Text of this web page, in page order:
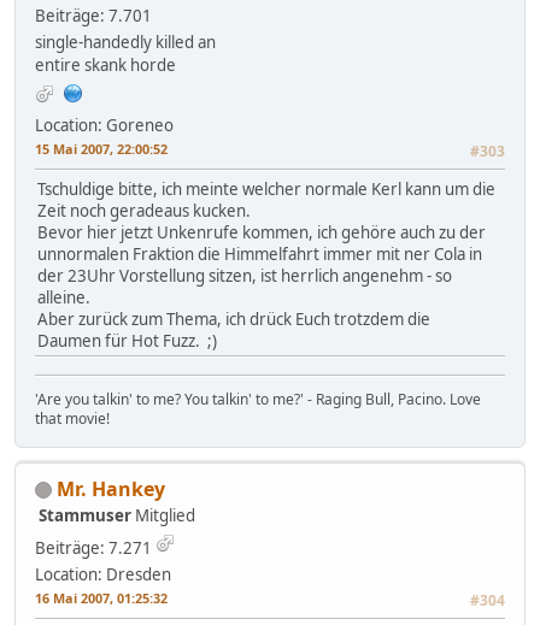
Beiträge: 7.701
single-handedly killed an
entire skank horde
Location: Goreneo
15 Mai 2007, 22:00:52 #303
Tschuldige bitte, ich meinte welcher normale Kerl kann um die
Zeit noch geradeaus kucken.
Bevor hier jetzt Unkenrufe kommen, ich gehöre auch zu der
unnormalen Fraktion die Himmelfahrt immer mit ner Cola in
der 23Uhr Vorstellung sitzen, ist herrlich angenehm - so
alleine.
Aber zurück zum Thema, ich drück Euch trotzdem die
Daumen für Hot Fuzz. ;)
'Are you talkin' to me? You talkin' to me?' - Raging Bull, Pacino. Love
that movie!
Mr. Hankey
Stammuser Mitglied
Beiträge: 7.271
Location: Dresden
16 Mai 2007, 01:25:32 #304